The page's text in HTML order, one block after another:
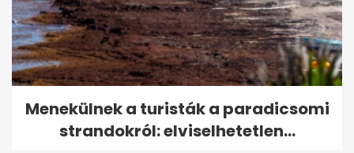
Menekülnek a turisták a paradicsomi
strandokról: elviselhetetlen...